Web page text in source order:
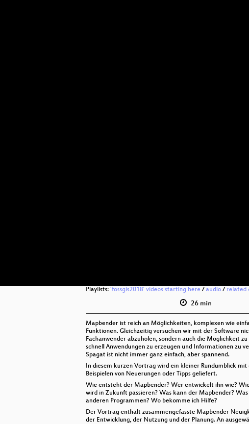
Playlists: 'fossgis2018' videos starting here / audio / related
26 min
Mapbender ist reich an Möglichkeiten, komplexen wie
Funktionen. Gleichzeitig versuchen wir mit der Software
Fachanwender abzuholen, sondern auch die Möglichkeit
schnell Anwendungen zu erzeugen und Informationen zu
Spagat ist nicht immer ganz einfach, aber spannend.
In diesem kurzen Vortrag wird ein kleiner Rundumblick mit
Beispielen von Neuerungen oder Tipps geliefert.
Wie entsteht der Mapbender? Wer entwickelt ihn wie?
wird in Zukunft passieren? Was kann der Mapbender?
anderen Programmen? Wo bekomme ich Hilfe?
Der Vortrag enthält zusammengefasste Mapbender
der Entwicklung, der Nutzung und der Planung. An